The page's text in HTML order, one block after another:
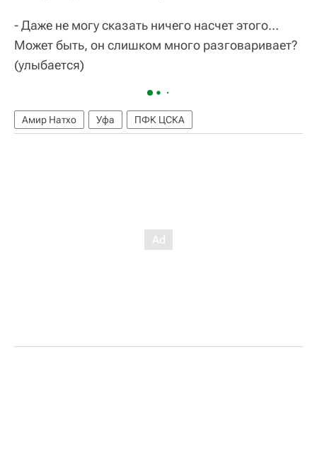
- Даже не могу сказать ничего насчет этого…
Может быть, он слишком много разговаривает?
(улыбается)
Амир Натхо Уфа ПФК ЦСКА